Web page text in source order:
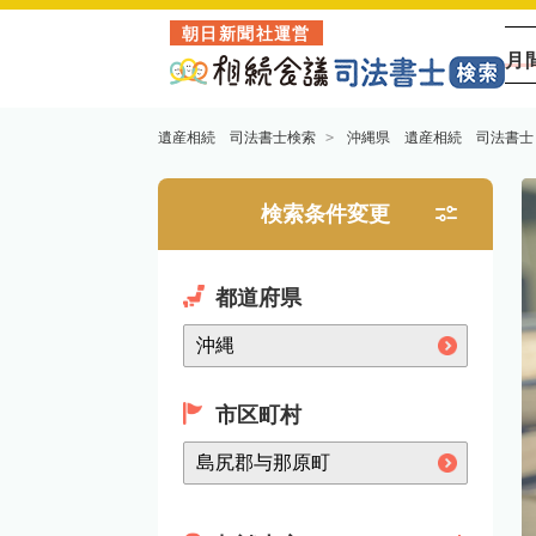
朝日新聞社運営
月
遺産相続 司法書士検索 沖縄県 遺産相続 司法書士
検索条件変更
都道府県
市区町村